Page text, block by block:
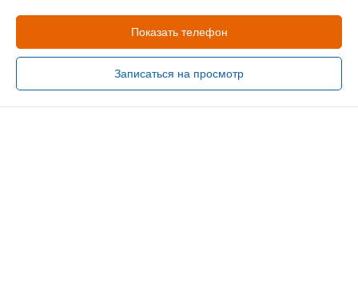
Показать телефон
Записаться на просмотр